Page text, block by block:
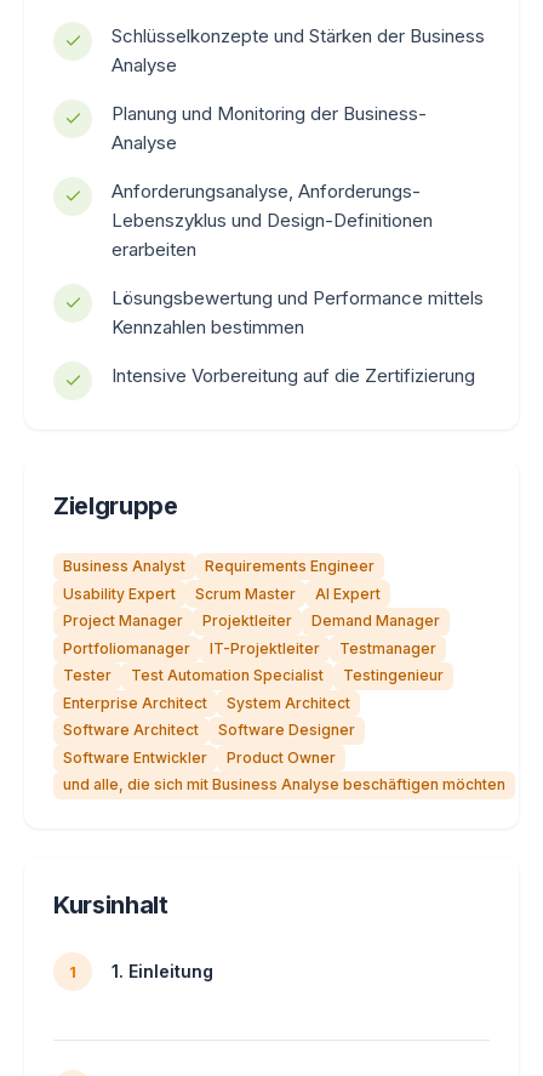
Schlüsselkonzepte und Stärken der Business
Analyse
Planung und Monitoring der Business-
Analyse
Anforderungsanalyse, Anforderungs-
Lebenszyklus und Design-Definitionen
erarbeiten
Lösungsbewertung und Performance mittels
Kennzahlen bestimmen
Intensive Vorbereitung auf die Zertifizierung
Zielgruppe
Business Analyst
Requirements Engineer
Usability Expert
Scrum Master
AI Expert
Project Manager
Projektleiter
Demand Manager
Portfoliomanager
IT-Projektleiter
Testmanager
Tester
Test Automation Specialist
Testingenieur
Enterprise Architect
System Architect
Software Architect
Software Designer
Software Entwickler
Product Owner
und alle, die sich mit Business Analyse beschäftigen möchten
Kursinhalt
1 1. Einleitung